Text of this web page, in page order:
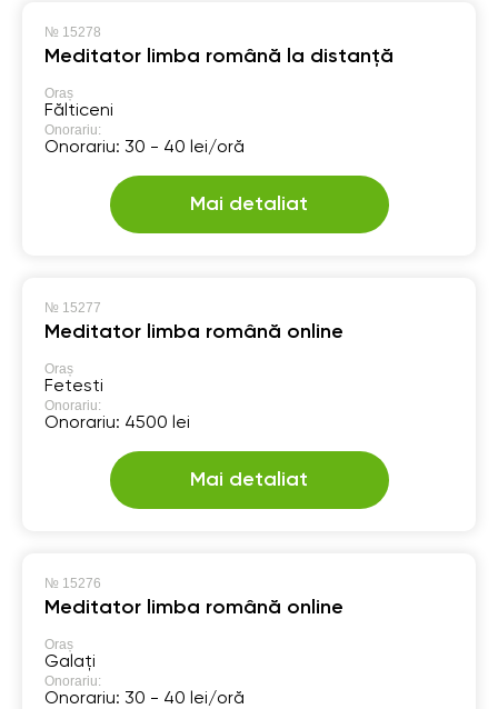
№ 15278
Meditator limba română la distanță
Oraș
Fălticeni
Onorariu:
Onorariu: 30 - 40 lei/oră
Mai detaliat
№ 15277
Meditator limba română online
Oraș
Fetesti
Onorariu:
Onorariu: 4500 lei
Mai detaliat
№ 15276
Meditator limba română online
Oraș
Galați
Onorariu:
Onorariu: 30 - 40 lei/oră